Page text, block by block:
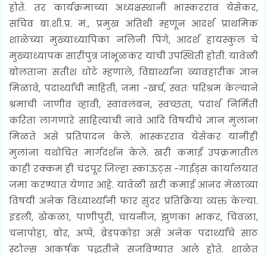
होते. तर कार्यक्रमाच्या अध्यक्षस्थानी भास्करराव येसेकर,
सचिव बा.शी.प्र. मं., प्रमुख अतिथी म्हणून आदर्श प्राथमिक
शाळेच्या मुख्याध्यापिका नलिनी पिंगे, आदर्श हायस्कुल चे
मुख्याध्यापक सारीपुत्र जांभूळकर यांची उपस्थिती होती. यावेळी
बोलताना सतीश धोटे म्हणाले, विद्यार्थ्यांना व्यावहारीक ज्ञान
मिळावे, पदार्थ्यांची माहिती, जमा -खर्च, स्वतः परिश्रम केल्याने
श्रमाची जाणीव व्हावी, स्वावलंबन, स्वच्छता, पदार्थ निर्मिती
करिता लागणारे साहित्यांची नावे आदि विषयीचे ज्ञान मुलांना
मिळते असे प्रतिपादन केले. भास्करराव येसेकर यांनीही
मुलांना यथोचित मार्गदर्शन केले. खरी कमाई उपक्रमातील
काही रक्कम ही चंद्रपूर जिल्हा स्काऊट्स -गाईड्स कार्यालयात
जमा करण्यात येणार आहे. यावेळी खरी कमाई आनंद मेळाव्या
विषयी अनेक विध्यार्थ्यांनी फार सुंदर प्रतिक्रिया व्यक्त केल्या.
इडली, ढोकळा, पाणीपुरी, चायनीज, झुणका भाकर, चिवळा,
चनापोहा, बोर, अप्पे, ब्रेडपकोडा असे अनेक पदार्थ्यांचे साठ
स्टोल्स आकर्षक पद्धतीने सजविण्यात आले होते. शाळेत